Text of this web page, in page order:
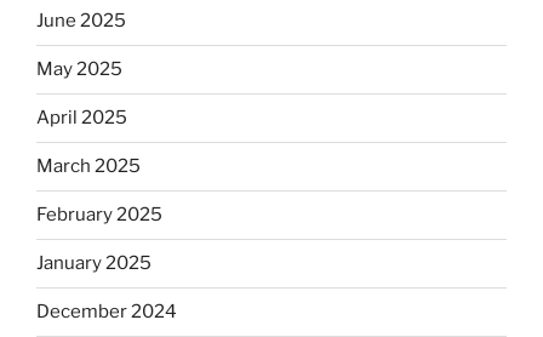
June 2025
May 2025
April 2025
March 2025
February 2025
January 2025
December 2024